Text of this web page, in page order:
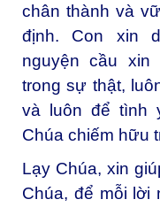
chân thành và
định. Con xin
nguyện cầu xin
trong sự thật,
và luôn để tình
Chúa chiếm hữu
Lạy Chúa, xin
Chúa, để mỗi lời